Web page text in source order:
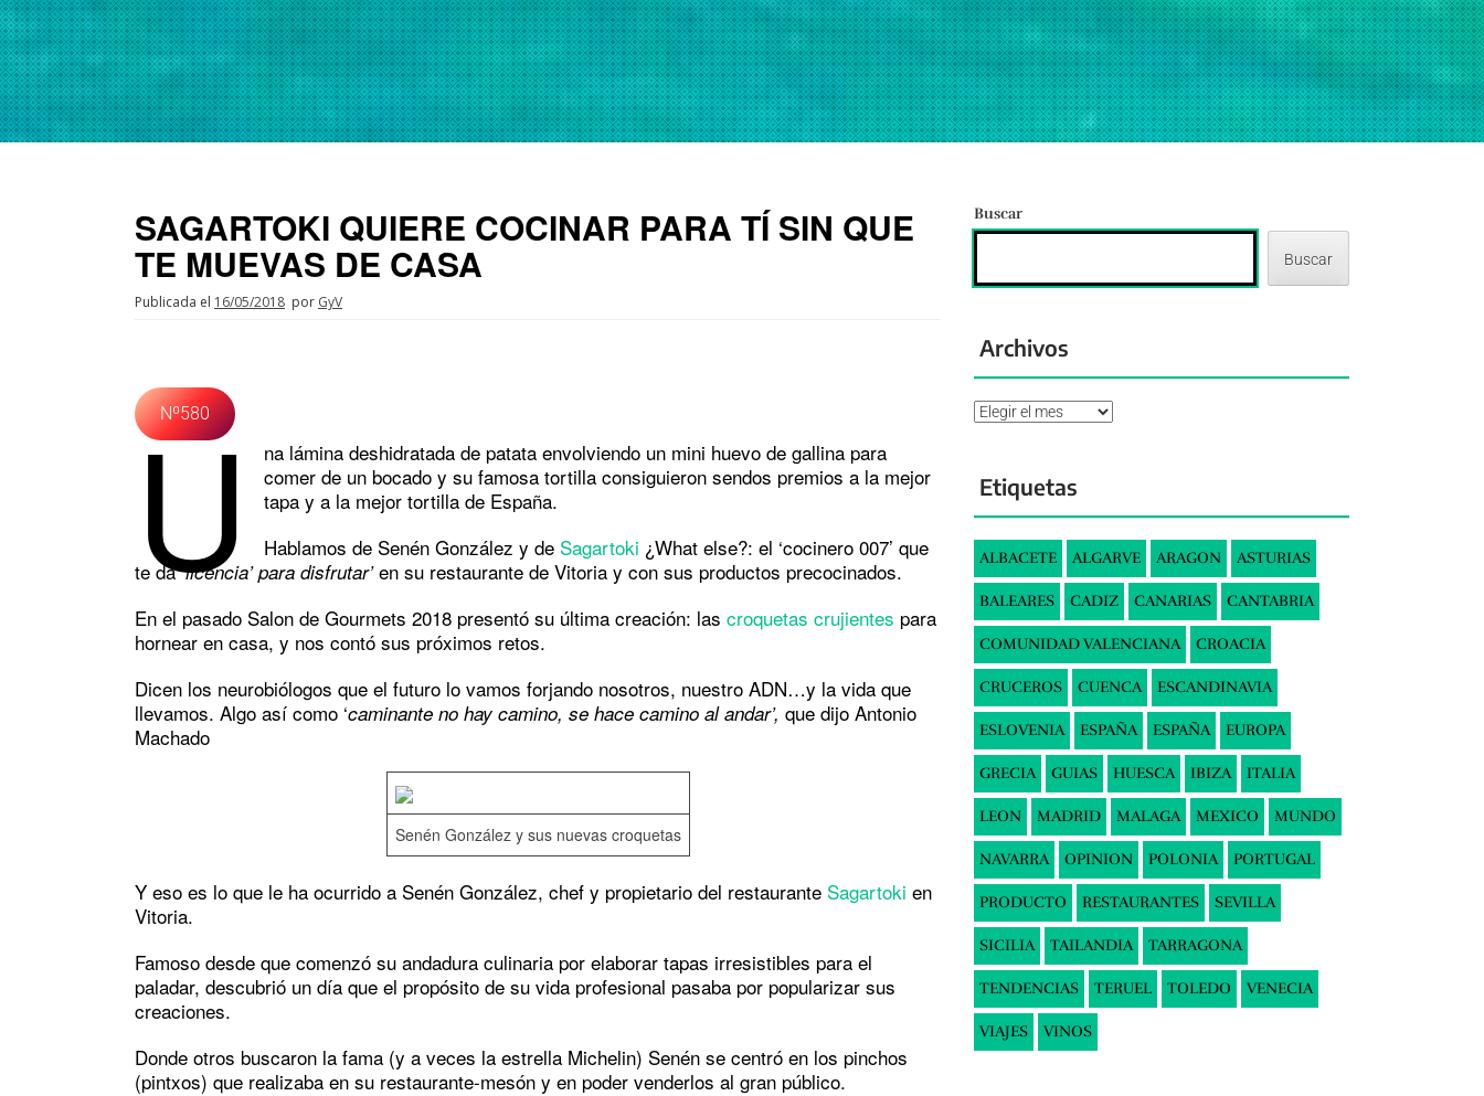
SAGARTOKI QUIERE COCINAR PARA TÍ SIN QUE
TE MUEVAS DE CASA
Publicada el 16/05/2018 por GyV
Nº580
U
na lámina deshidratada de patata envolviendo un mini huevo de gallina para
comer de un bocado y su famosa tortilla consiguieron sendos premios a la mejor
tapa y a la mejor tortilla de España.
Hablamos de Senén González y de Sagartoki ¿What else?: el ‘cocinero 007’ que
te da‘licencia’ para disfrutar’en su restaurante de Vitoria y con sus productos precocinados.
En el pasado Salon de Gourmets 2018 presentó su última creación: las croquetas crujientes para
hornear en casa, y nos contó sus próximos retos.
Dicen los neurobiólogos que el futuro lo vamos forjando nosotros, nuestro ADN…y la vida que
llevamos. Algo así como ‘caminante no hay camino, se hace camino al andar’, que dijo Antonio
Machado
Senén González y sus nuevas croquetas
Y eso es lo que le ha ocurrido a Senén González, chef y propietario del restaurante Sagartoki en
Vitoria.
Famoso desde que comenzó su andadura culinaria por elaborar tapas irresistibles para el
paladar, descubrió un día que el propósito de su vida profesional pasaba por popularizar sus
creaciones.
Donde otros buscaron la fama (y a veces la estrella Michelin) Senén se centró en los pinchos
(pintxos) que realizaba en su restaurante-mesón y en poder venderlos al gran público.
Buscar
Buscar
Archivos
Archivos
Etiquetas
ALBACETE ALGARVE ARAGON ASTURIAS
BALEARES CADIZ CANARIAS CANTABRIA
COMUNIDAD VALENCIANA CROACIA
CRUCEROS CUENCA ESCANDINAVIA
ESLOVENIA ESPAÑA ESPAÑA EUROPA
GRECIA GUIAS HUESCA IBIZA ITALIA
LEON MADRID MALAGA MEXICO MUNDO
NAVARRA OPINION POLONIA PORTUGAL
PRODUCTO RESTAURANTES SEVILLA
SICILIA TAILANDIA TARRAGONA
TENDENCIAS TERUEL TOLEDO VENECIA
VIAJES VINOS